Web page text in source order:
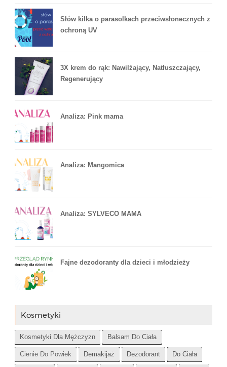
Słów kilka o parasolkach przeciwsłonecznych z
ochroną UV
3X krem do rąk: Nawilżający, Natłuszczający,
Regenerujący
Analiza: Pink mama
Analiza: Mangomica
Analiza: SYLVECO MAMA
Fajne dezodoranty dla dzieci i młodzieży
Kosmetyki
Kosmetyki Dla Mężczyzn Balsam Do Ciała
Cienie Do Powiek Demakijaż Dezodorant Do Ciała